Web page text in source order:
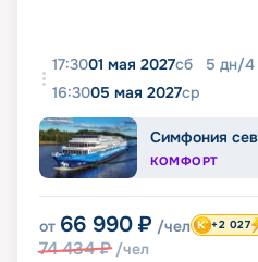
17:3001 мая 2027сб 5 дн/4
16:3005 мая 2027ср
Симфония
КОМФОРТ
от 66 990 ₽ /чел
74 434₽ /чел
+2 027